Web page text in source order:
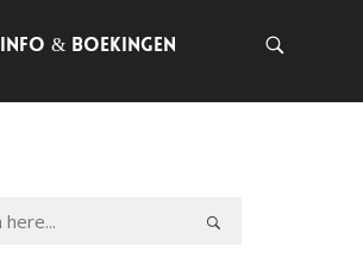
INFO & BOEKINGEN